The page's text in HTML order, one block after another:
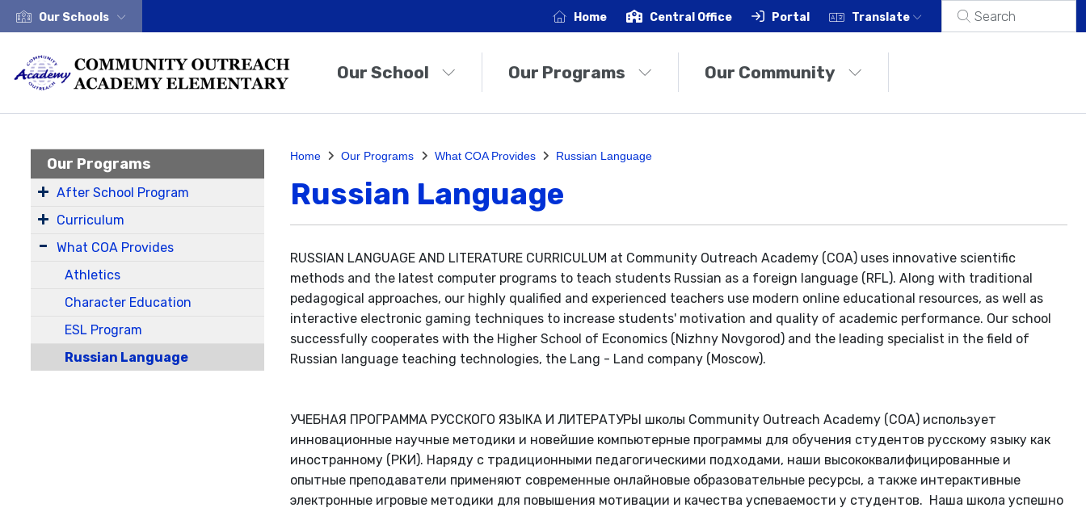
Our Schools Home Central Office Portal Translate
Our School Our Programs Our Community
Our Programs
After School Program
Curriculum
What COA Provides
Athletics
Character Education
ESL Program
Russian Language
Home Our Programs What COA Provides Russian Language
Russian Language
RUSSIAN LANGUAGE AND LITERATURE CURRICULUM at Community Outreach Academy (COA) uses innovative scientific
methods and the latest computer programs to teach students Russian as a foreign language (RFL). Along with traditional
pedagogical approaches, our highly qualified and experienced teachers use modern online educational resources, as well as
interactive electronic gaming techniques to increase students' motivation and quality of academic performance. Our school
successfully cooperates with the Higher School of Economics (Nizhny Novgorod) and the leading specialist in the field of
Russian language teaching technologies, the Lang - Land company (Moscow).
УЧЕБНАЯ ПРОГРАММА РУССКОГО ЯЗЫКА И ЛИТЕРАТУРЫ школы Community Outreach Academy (СОА) использует
инновационные научные методики и новейшие компьютерные программы для обучения студентов русскому языку как
иностранному (РКИ). Наряду с традиционными педагогическими подходами, наши высококвалифицированные и
опытные преподаватели применяют современные онлайновые образовательные ресурсы, а также интерактивные
электронные игровые методики для повышения мотивации и качества успеваемости у студентов. Наша школа успешно